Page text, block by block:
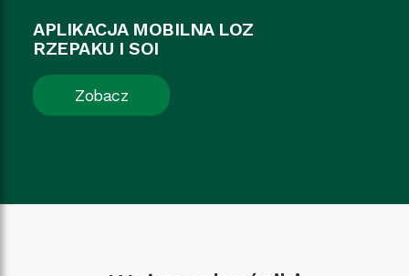
APLIKACJA MOBILNA LOZ
RZEPAKU I SOI
Zobacz